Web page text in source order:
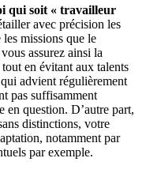
qui soit « travailleur
avec précision les
les missions que le
assurez ainsi la
en évitant aux talents
qui advient régulièrement
pas suffisamment
en question. D’autre part,
distinctions, votre
notamment par
par exemple.